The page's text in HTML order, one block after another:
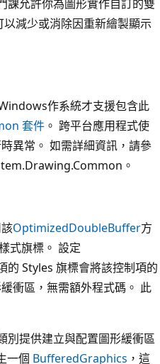
課允許你為圖形實作自訂的雙
減少或消除因重新繪製顯示
作系統才支援包含此
套件 。 跨平台應用程式使
異常。 如需詳細資訊，請參
。
OptimizedDoubleBuffer方
式旗標。 設定
的 Styles 旗標會將該控制項的
衝區，無需額外程式碼。 此
別提供建立與配置圖形緩衝區
一個 BufferedGraphics ，這